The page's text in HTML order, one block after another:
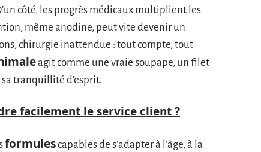
côté, les progrès médicaux multiplient les
même anodine, peut vite devenir un
chirurgie inattendue : tout compte, tout
agit comme une vraie soupape, un filet
tranquillité d’esprit.
facilement le service client ?
formulescapables de s’adapter à l’âge, à la